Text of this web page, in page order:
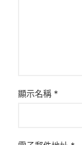
顯示名稱 *